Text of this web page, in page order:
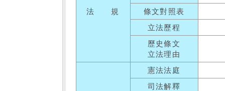
法 規
條文對照表
立法歷程
歷史條文
立法理由
憲法法庭
司法解釋